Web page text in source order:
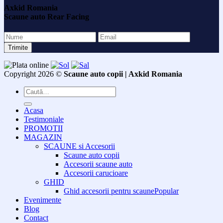
Axkid Romania
Scaune auto Rear Facing
Copyright 2026 © Scaune auto copii | Axkid Romania
Caută
după:
Acasa
Testimoniale
PROMOTII
MAGAZIN
SCAUNE si Accesorii
Scaune auto copii
Accesorii scaune auto
Accesorii carucioare
GHID
Ghid accesorii pentru scaune
Evenimente
Blog
Contact